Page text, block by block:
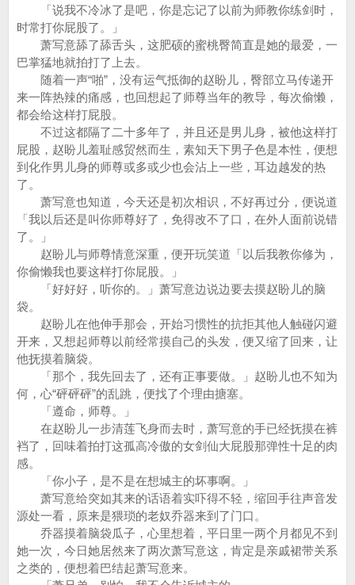
「说我不冷冰了是吧，你是忘记了以前为师教你练剑时，
时常打你屁股了。」
萧写意舔了舔舌头，这肥硕的蜜桃臀简直是她的最爱，一
巴掌猛地就拍打了上去。
随着一声“啪”，没有运气抵御的赵盼儿，臀部立马传递开
来一阵热辣的痛感，也回想起了师尊当年的教导，每次偷懒，
都会给这样打屁股。
不过这都隔了二十多年了，并且还是男儿身，被他这样打
屁股，赵盼儿羞耻感贸然而生，素知天下男子色是本性，便想
到化作男儿身的师尊或多或少也会沾上一些，耳边越发的热
了。
萧写意也知道，今天还是初次相识，不好再过分，便说道
「我以后还是叫你师尊好了，免得改不了口，在外人面前说错
了。」
赵盼儿与师尊情意深重，便开玩笑道「以后我教你修为，
你偷懒我也要这样打你屁股。」
「好好好，听你的。」萧写意边说边要去摸赵盼儿的脑
袋。
赵盼儿在他伸手那会，开始习惯性的抗拒其他人触碰闪避
开来，又想起师尊以前经常摸自己的头发，便又缩了回来，让
他抚摸着脑袋。
「那个，我先回去了，还有正事要做。」赵盼儿也不知为
何，心“砰砰砰”的乱跳，便找了个理由搪塞。
「遵命，师尊。」
在赵盼儿一步清莲飞身而去时，萧写意的手已经抚摸在裤
裆了，回味着拍打这孤高冷傲的女剑仙大屁股那弹性十足的肉
感。
「你小子，是不是在想城主的坏事啊。」
萧写意给突如其来的话语着实吓得不轻，缩回手往声音发
源处一看，原来是猥琐的老奴乔器来到了门口。
乔器摸着脑袋瓜子，心里想着，平日里一两个月都见不到
她一次，今日她居然来了两次萧写意这，肯定是亲戚裙带关系
之类的，便想着巴结起萧写意来。